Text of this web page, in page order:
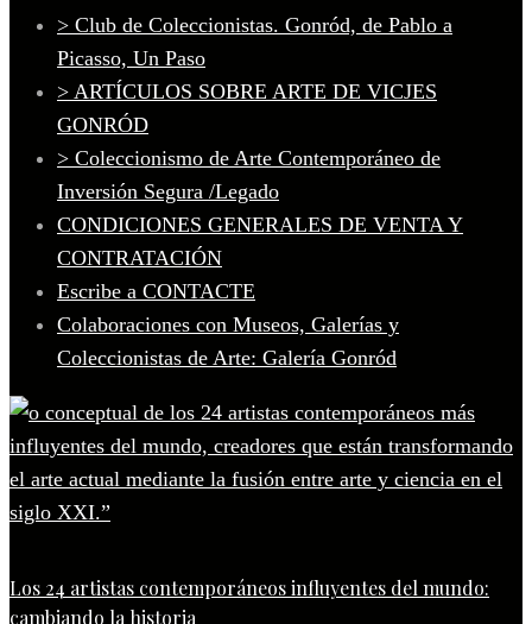
> Club de Coleccionistas. Gonród, de Pablo a
Picasso, Un Paso
> ARTÍCULOS SOBRE ARTE DE VICJES
GONRÓD
> Coleccionismo de Arte Contemporáneo de
Inversión Segura /Legado
CONDICIONES GENERALES DE VENTA Y
CONTRATACIÓN
Escribe a CONTACTE
Colaboraciones con Museos, Galerías y
Coleccionistas de Arte: Galería Gonród
Los 24 artistas contemporáneos influyentes del mundo:
cambiando la historia